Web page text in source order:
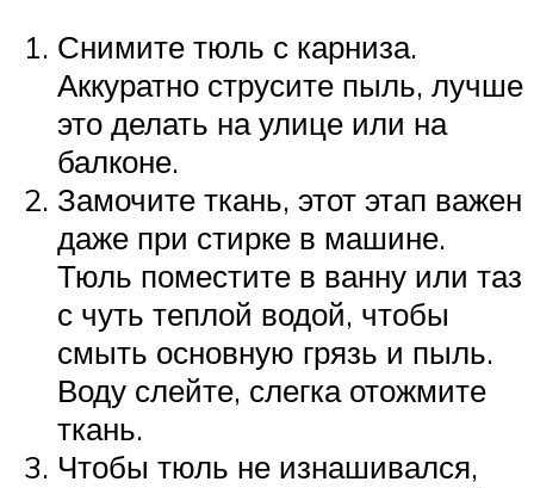
Снимите тюль с карниза.
Аккуратно струсите пыль, лучше
это делать на улице или на
балконе.
Замочите ткань, этот этап важен
даже при стирке в машине.
Тюль поместите в ванну или таз
с чуть теплой водой, чтобы
смыть основную грязь и пыль.
Воду слейте, слегка отожмите
ткань.
Чтобы тюль не изнашивался,